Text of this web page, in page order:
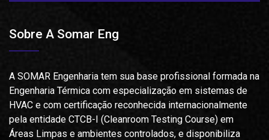
Sobre A Somar Eng
A SOMAR Engenharia tem sua base profissional formada na
Engenharia Térmica com especialização em sistemas de
HVAC e com certificação reconhecida internacionalmente
pela entidade CTCB-I (Cleanroom Testing Course) em
Áreas Limpas e ambientes controlados, e disponibiliza